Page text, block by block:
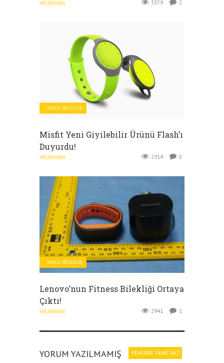
WEARMAN 3379 2
AKILLI BILEKLIK
Misfit Yeni Giyilebilir Ürünü Flash’ı
Duyurdu!
WEARMAN 2914 0
AKILLI BILEKLIK
Lenovo’nun Fitness Bilekliği Ortaya
Çıktı!
WEARMAN 2941 1
YORUM YAZILMAMIŞ YENI BIR TANE YAZ